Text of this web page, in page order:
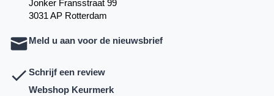
Jonker Fransstraat 99
3031 AP Rotterdam
Meld u aan voor de nieuwsbrief
Schrijf een review
Webshop Keurmerk